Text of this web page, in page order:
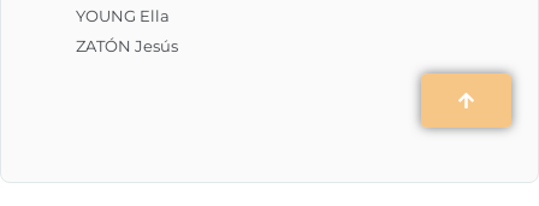
YOUNG Ella
ZATÓN Jesús